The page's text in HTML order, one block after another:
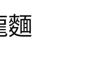
麵